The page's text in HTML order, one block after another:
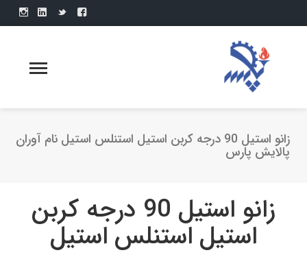
زانو استیل 90 درجه کربن استیل استنلس استیل نام آوران
پالایش پارس
زانو استیل 90 درجه کربن
استیل استنلس استیل